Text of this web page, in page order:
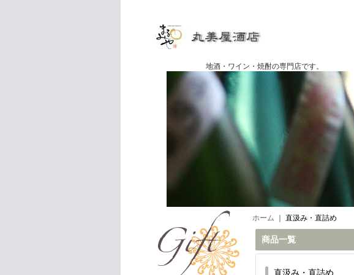
地酒・ワイン・焼酎の専門店です。
ホーム 直汲み・直詰め
商品一覧
直汲み・直詰め